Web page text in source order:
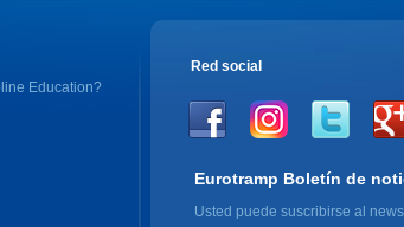
Education?
Red social
Eurotramp Boletín de
Usted puede suscribirse al